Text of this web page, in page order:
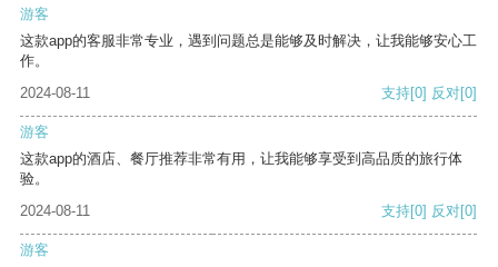
游客
这款app的客服非常专业，遇到问题总是能够及时解决，让我能够安心工
作。
2024-08-11
支持[0] 反对[0]
游客
这款app的酒店、餐厅推荐非常有用，让我能够享受到高品质的旅行体
验。
2024-08-11
支持[0] 反对[0]
游客